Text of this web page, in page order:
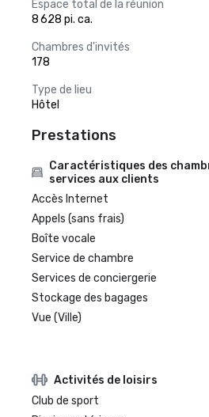
Espace total de la réunion
8 628 pi. ca.
Chambres d'invités
178
Type de lieu
Hôtel
Prestations
Caractéristiques des
services aux clients
Accès Internet
Appels (sans frais)
Boîte vocale
Service de chambre
Services de conciergerie
Stockage des bagages
Vue (Ville)
Activités de loisirs
Club de sport